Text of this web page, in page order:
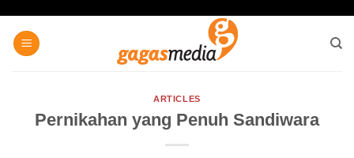
content
ARTICLES
Pernikahan yang Penuh Sandiwara